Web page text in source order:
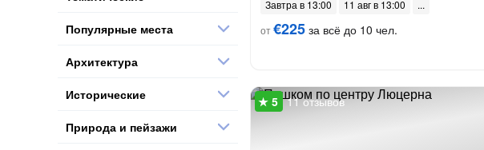
Завтра в 13:00
11 авг в 13:00
от€225 за всё до 10 чел.
11 отзывов
Популярные места
Архитектура
Исторические
Природа и пейзажи